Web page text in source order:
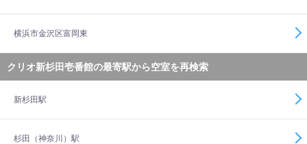
横浜市金沢区富岡東
クリオ新杉田壱番館の最寄駅から空室を再検索
新杉田駅
杉田（神奈川）駅